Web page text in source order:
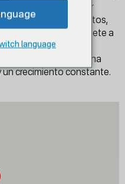
en cualquier
sobre productos,
se compromete a
de primera
garantizando una
crecimiento constante.
language